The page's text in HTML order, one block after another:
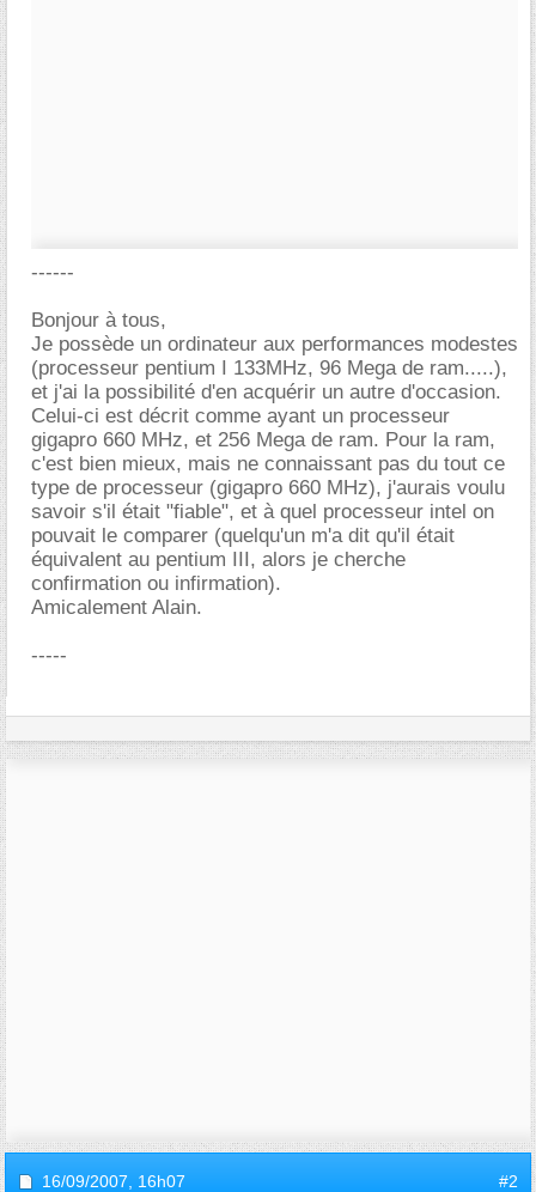
------
Bonjour à tous,
Je possède un ordinateur aux performances modestes
(processeur pentium I 133MHz, 96 Mega de ram.....),
et j'ai la possibilité d'en acquérir un autre d'occasion.
Celui-ci est décrit comme ayant un processeur
gigapro 660 MHz, et 256 Mega de ram. Pour la ram,
c'est bien mieux, mais ne connaissant pas du tout ce
type de processeur (gigapro 660 MHz), j'aurais voulu
savoir s'il était "fiable", et à quel processeur intel on
pouvait le comparer (quelqu'un m'a dit qu'il était
équivalent au pentium III, alors je cherche
confirmation ou infirmation).
Amicalement Alain.
-----
16/09/2007, 16h07 #2